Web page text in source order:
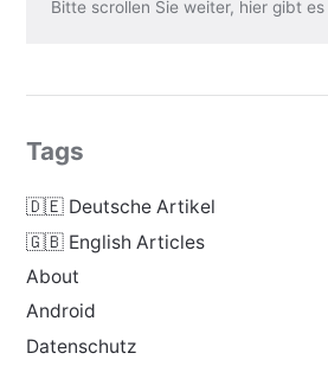
Bitte scrollen Sie weiter, hier gibt
Tags
🇩🇪 Deutsche Artikel
🇬🇧 English Articles
About
Android
Datenschutz